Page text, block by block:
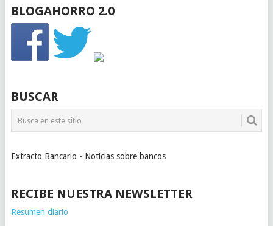
BLOGAHORRO 2.0
BUSCAR
Extracto Bancario - Noticias sobre bancos
RECIBE NUESTRA NEWSLETTER
Resumen diario